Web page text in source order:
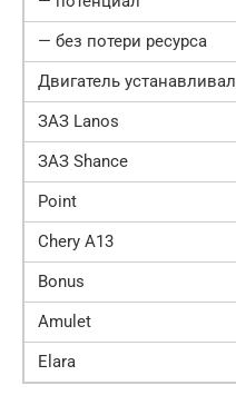
— без потери ресурса
Двигатель
ЗАЗ Lanos
ЗАЗ Shance
Point
Chery A13
Bonus
Amulet
Elara